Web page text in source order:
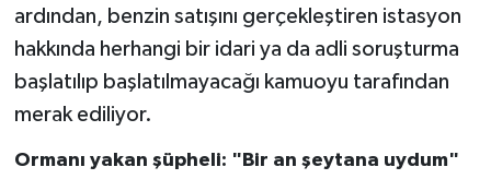
ardından, benzin satışını gerçekleştiren istasyon
hakkında herhangi bir idari ya da adli soruşturma
başlatılıp başlatılmayacağı kamuoyu tarafından
merak ediliyor.
Ormanı yakan şüpheli: "Bir an şeytana uydum"